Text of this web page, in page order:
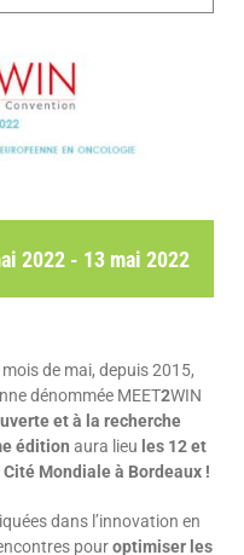
2022 - 13 mai 2022
de mai, depuis 2015,
dénommée MEET2WIN
et à la recherche
édition aura lieu les 12 et
Mondiale à Bordeaux !
dans l’innovation en
pouroptimiser les